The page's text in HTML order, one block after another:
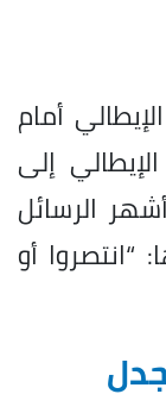
أمام
إلى
الرسائل
“انتصروا أو